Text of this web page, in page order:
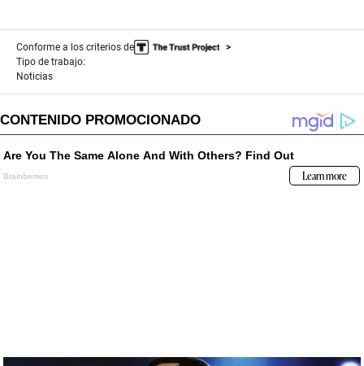
Conforme a los criterios de
Tipo de trabajo:
Noticias